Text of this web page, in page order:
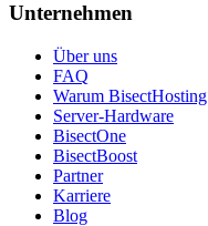
Unternehmen
Über uns
FAQ
Warum BisectHosting
Server-Hardware
BisectOne
BisectBoost
Partner
Karriere
Blog